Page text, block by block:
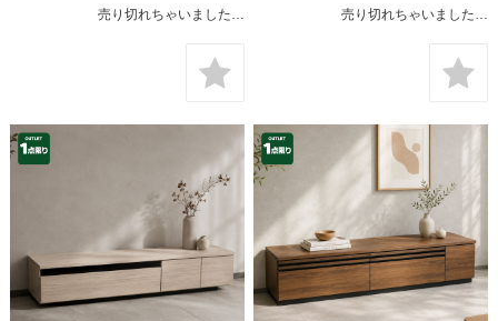
売り切れちゃいました… 売り切れちゃいました…